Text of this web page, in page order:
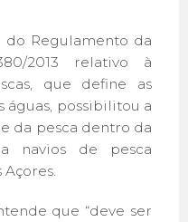
do Regulamento da
2013 relativo à
que define as
águas, possibilitou a
da pesca dentro da
navios de pesca
que “deve ser